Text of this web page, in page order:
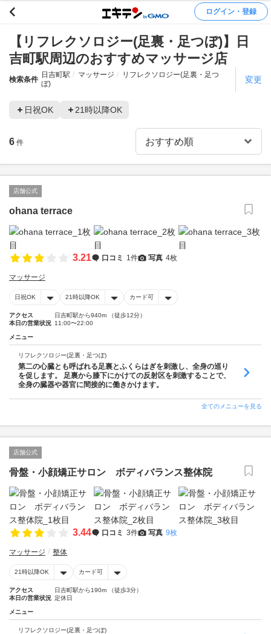
ログイン・登録
【リフレクソロジー(足裏・足つぼ)】日
吉町駅周辺のおすすめマッサージ店
検索条件
日吉町駅 マッサージ
リフレクソロジー(足裏・足つ
ぼ)
変更
日祝OK 21時以降OK
6 件
店舗公式
ohana terrace
3.21 口コミ 1件 写真 4枚
マッサージ
日祝OK 21時以降OK カード可
アクセス
日吉町駅から940m （徒歩12分）
本日の営業状況 11:00〜22:00
メニュー
リフレクソロジー(足裏・足つぼ)
第二の心臓とも呼ばれる足裏とふくらはぎを刺激し、全身の巡り
を促します。 足裏から膝下にかけての反射区を刺激することで、
全身の臓器や器官に間接的に働きかけます。
全てのメニューを見る
店舗公式
骨盤・小顔矯正サロン ボディバランス整体院
3.44 口コミ 3件 写真 9枚
マッサージ 整体
21時以降OK カード可
アクセス
日吉町駅から190m （徒歩3分）
本日の営業状況 定休日
メニュー
リフレクソロジー(足裏・足つぼ)